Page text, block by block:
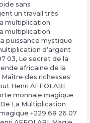
sans
un travail très
multiplication
multiplication
puissance mystique
d’argent
03, Le secret de la
africaine de la
des richesses
Henri AFFOLABI
monnaie magique
La Multiplication
+229 68 26 07